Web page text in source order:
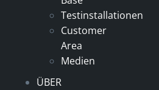
Testinstallationen
Customer
Area
Medien
ÜBER